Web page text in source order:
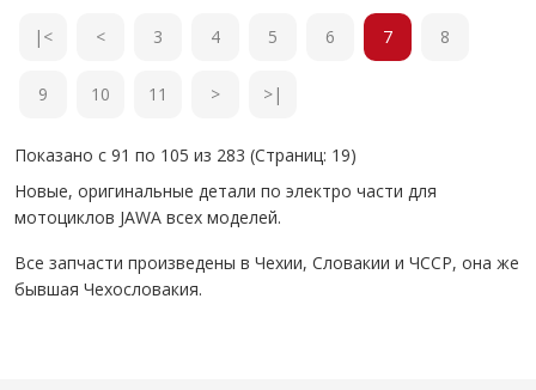
|< < 3 4 5 6 7 8
9 10 11 > >|
Показано с 91 по 105 из 283 (Страниц: 19)
Новые, оригинальные детали по электро части для
мотоциклов JAWA всех моделей.
Все запчасти произведены в Чехии, Словакии и ЧССР, она же
бывшая Чехословакия.